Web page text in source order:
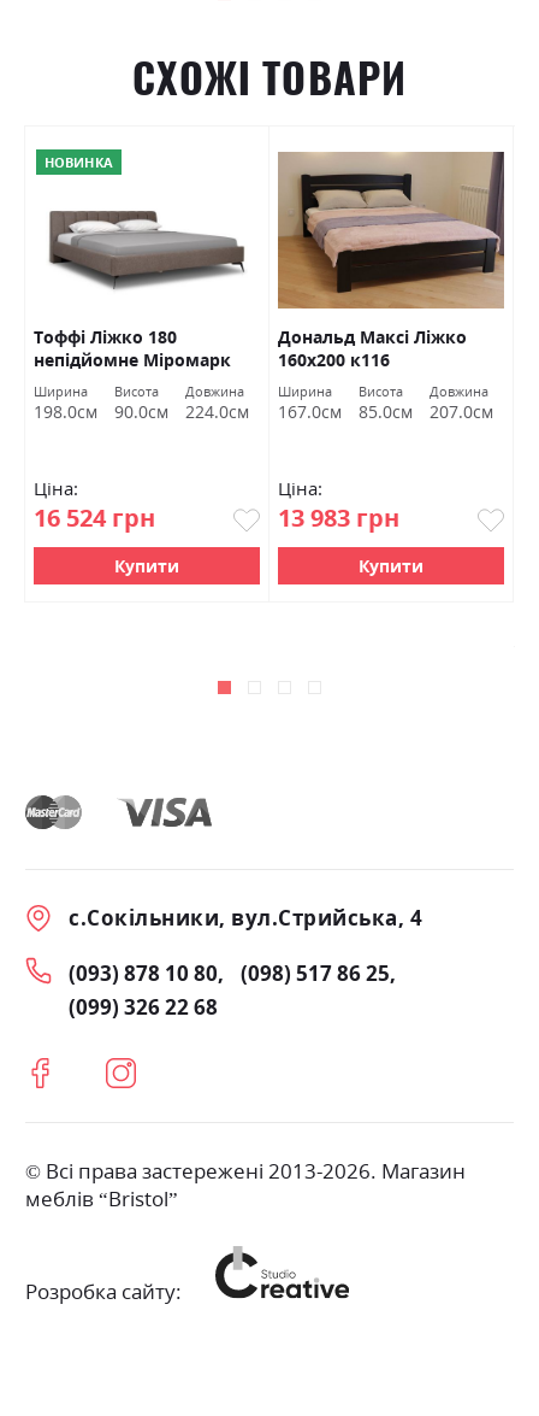
СХОЖІ ТОВАРИ
НОВИНКА
Тоффі Ліжко 180
непідйомне Міромарк
Ширина
198.0см
Висота
90.0см
Довжина
224.0см
Ціна:
16 524 грн
Купити
Дональд Максі Ліжко
160х200 к116
Ширина
167.0см
Висота
85.0см
Довжина
207.0см
Ціна:
13 983 грн
Купити
с.Сокільники, вул.Стрийська, 4
(093) 878 10 80
(098) 517 86 25
(099) 326 22 68
© Всі права застережені 2013-2026. Магазин
меблів “Bristol”
Розробка сайту: